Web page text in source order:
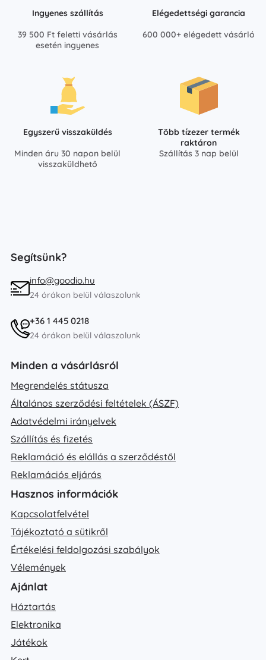
Ingyenes szállítás
39 500 Ft feletti vásárlás
esetén ingyenes
Elégedettségi garancia
600 000+ elégedett vásárló
Egyszerű visszaküldés
Minden áru 30 napon belül
visszaküldhető
Több tízezer termék
raktáron
Szállítás 3 nap belül
Segítsünk?
info@goodio.hu
24 órákon belül válaszolunk
+36 1 445 0218
24 órákon belül válaszolunk
Minden a vásárlásról
Megrendelés státusza
Általános szerződési feltételek (ÁSZF)
Adatvédelmi irányelvek
Szállítás és fizetés
Reklamáció és elállás a szerződéstől
Reklamációs eljárás
Hasznos információk
Kapcsolatfelvétel
Tájékoztató a sütikről
Értékelési feldolgozási szabályok
Vélemények
Ajánlat
Háztartás
Elektronika
Játékok